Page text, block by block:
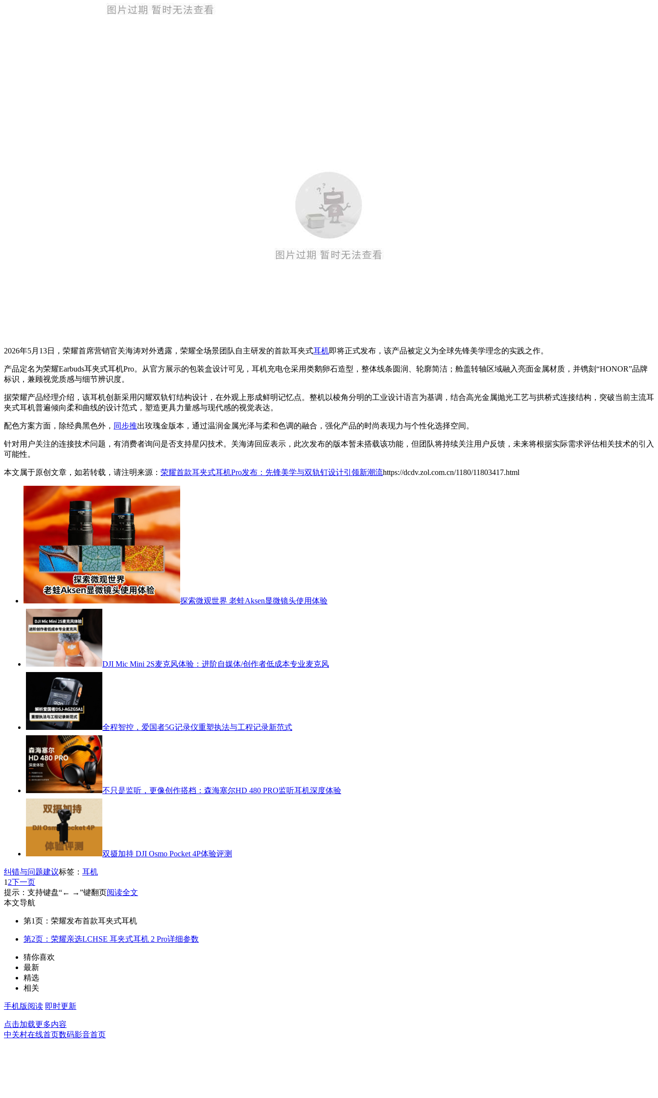
2026年5月13日，荣耀首席营销官关海涛对外透露，荣耀全场景团队自主研发的首款耳夹式耳机即将正式发布，该产品被定义为全球先锋美学理念的实践之作。
产品定名为荣耀Earbuds耳夹式耳机Pro。从官方展示的包装盒设计可见，耳机充电仓采用类鹅卵石造型，整体线条圆润、轮廓简洁；舱盖转轴区域融入亮面金属材质，并镌刻“HONOR”品牌
标识，兼顾视觉质感与细节辨识度。
据荣耀产品经理介绍，该耳机创新采用闪耀双轨钉结构设计，在外观上形成鲜明记忆点。整机以棱角分明的工业设计语言为基调，结合高光金属抛光工艺与拱桥式连接结构，突破当前主流耳
夹式耳机普遍倾向柔和曲线的设计范式，塑造更具力量感与现代感的视觉表达。
配色方案方面，除经典黑色外， 同步推出玫瑰金版本，通过温润金属光泽与柔和色调的融合，强化产品的时尚表现力与个性化选择空间。
针对用户关注的连接技术问题，有消费者询问是否支持星闪技术。关海涛回应表示，此次发布的版本暂未搭载该功能，但团队将持续关注用户反馈，未来将根据实际需求评估相关技术的引入
可能性。
本文属于原创文章，如若转载，请注明来源： 荣耀首款耳夹式耳机Pro发布：先锋美学与双轨钉设计引领新潮流https://dcdv.zol.com.cn/1180/11803417.html
探索微观世界 老蛙Aksen显微镜头使用体验
DJI Mic Mini 2S麦克风体验：进阶自媒体/创作者低成本专业麦克风
全程智控，爱国者5G记录仪重塑执法与工程记录新范式
不只是监听，更像创作搭档：森海塞尔HD 480 PRO监听耳机深度体验
双摄加持 DJI Osmo Pocket 4P体验评测
纠错与问题建议标签： 耳机
1 2下一页
提示：支持键盘“← →”键翻页阅读全文
本文导航
第1页：荣耀发布首款耳夹式耳机
第2页：荣耀亲选LCHSE 耳夹式耳机 2 Pro详细参数
猜你喜欢
最新
精选
相关
手机版阅读 即时更新
点击加载更多内容
中关村在线首页数码影音首页